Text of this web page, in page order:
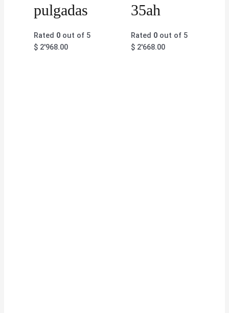
pulgadas
Rated 0 out of 5
$ 2'968.00
35ah
Rated 0out of 5
$2'668.00